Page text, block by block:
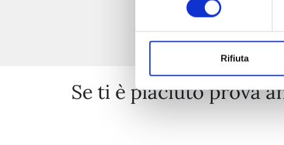
Rifiuta
Se ti è piaciuto prova